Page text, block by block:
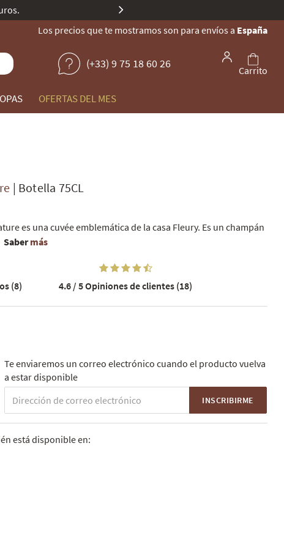
Los precios que te mostramos son para envíos a España
(+33) 9 75 18 60 26
Carrito
OFERTAS DEL MES
| Botella 75CL
es una cuvée emblemática de la casa Fleury. Es un champán
Sabermás
(8) 4.6 / 5Opiniones de clientes (18)
Te enviaremos un correo electrónico cuando el producto vuelva
a estar disponible
INSCRIBIRME
está disponible en: